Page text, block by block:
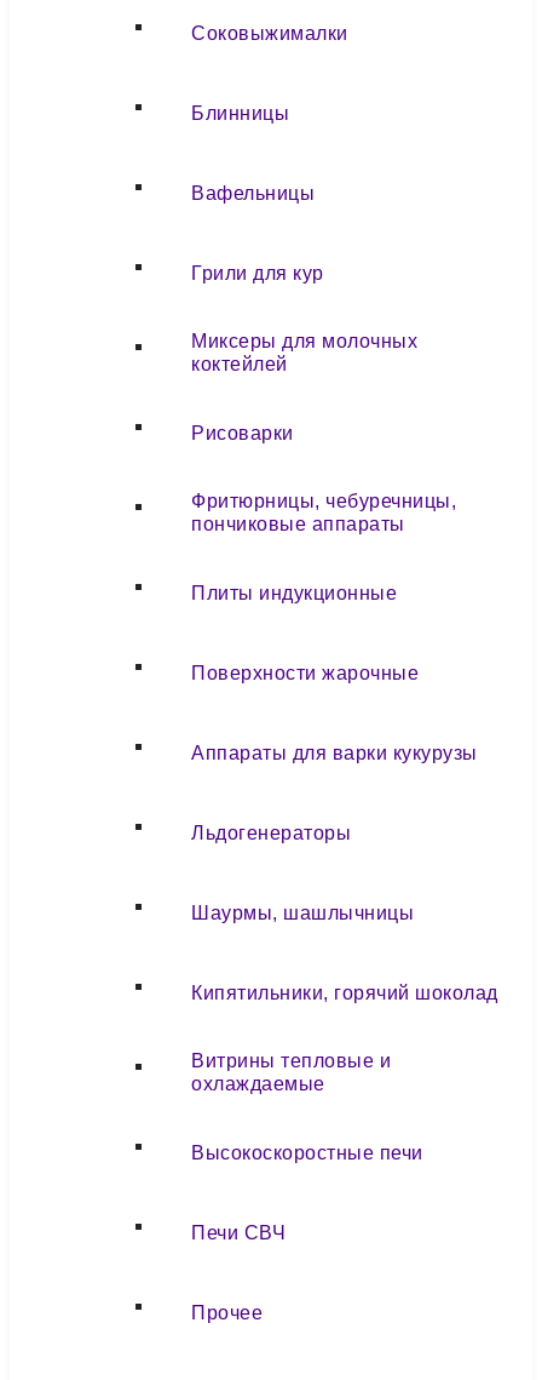
Соковыжималки
Блинницы
Вафельницы
Грили для кур
Миксеры для молочных
коктейлей
Рисоварки
Фритюрницы, чебуречницы,
пончиковые аппараты
Плиты индукционные
Поверхности жарочные
Аппараты для варки кукурузы
Льдогенераторы
Шаурмы, шашлычницы
Кипятильники, горячий шоколад
Витрины тепловые и
охлаждаемые
Высокоскоростные печи
Печи СВЧ
Прочее